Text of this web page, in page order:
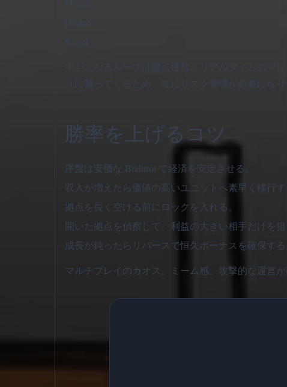
中心となるループは拠点運営とリアルタイムのプ
うに襲ってくるため、常にリスク管理が必要になり
勝率を上げるコツ
序盤は安価な Brainrot で経済を安定させる。
収入が増えたら価値の高いユニットへ素早く移行す
拠点を長く空ける前にロックを入れる。
開いた拠点を偵察して、利益の大きい相手だけを狙
成長が鈍ったらリバースで恒久ボーナスを確保する
マルチプレイのカオス、ミーム感、攻撃的な運営